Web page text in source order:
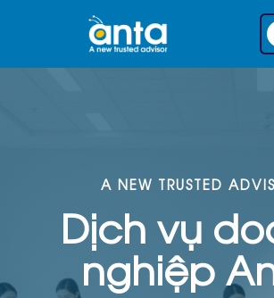
A NEW TRUSTED
Dịch vụ
nghiệp